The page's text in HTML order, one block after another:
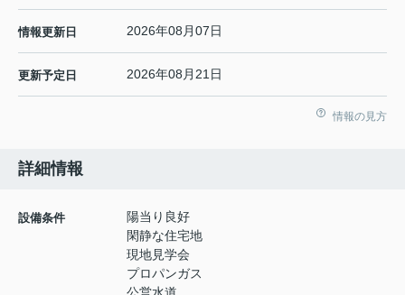
情報更新日 2026年08月07日
更新予定日 2026年08月21日
情報の見方
詳細情報
設備条件
陽当り良好
閑静な住宅地
現地見学会
プロパンガス